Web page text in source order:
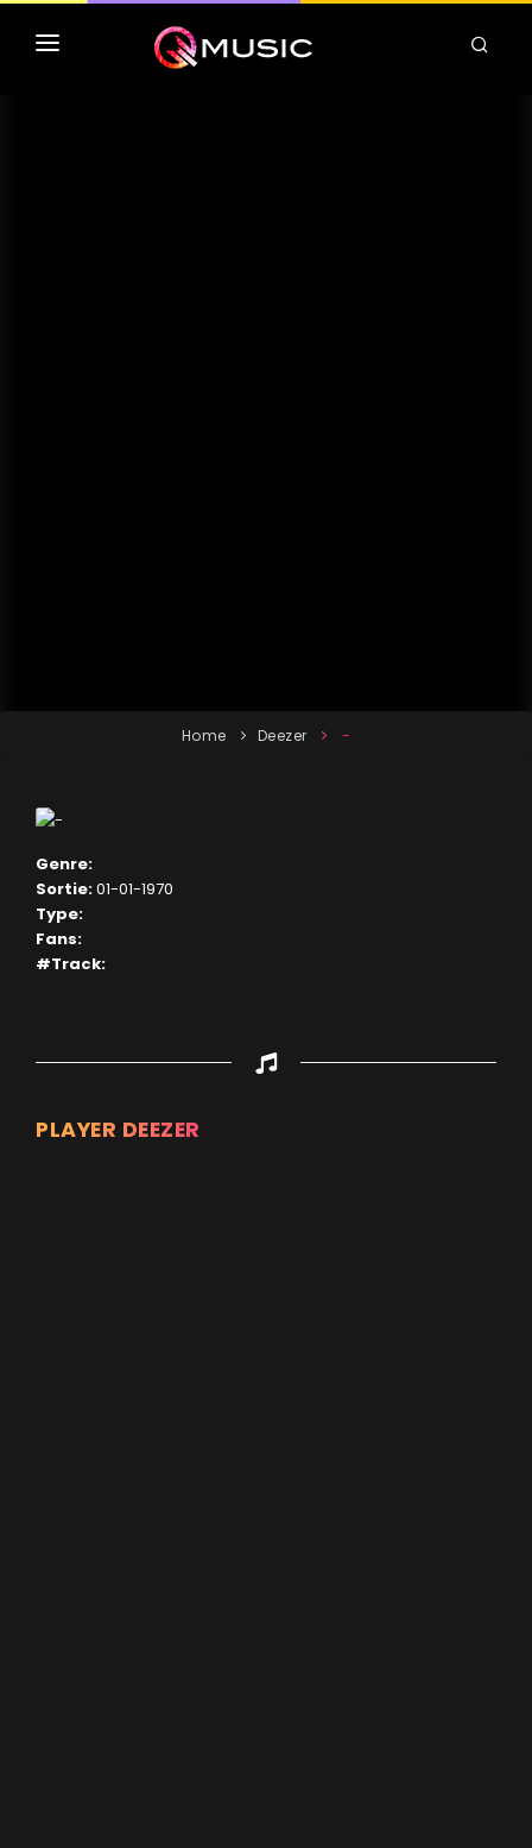
Home Deezer -
Genre:
Sortie:01-01-1970
Type:
Fans:
#Track:
PLAYER DEEZER